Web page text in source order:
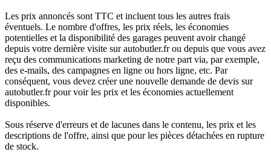
Les prix annoncés sont TTC et incluent tous les autres frais
éventuels. Le nombre d'offres, les prix réels, les économies
potentielles et la disponibilité des garages peuvent avoir changé
depuis votre dernière visite sur autobutler.fr ou depuis que vous avez
reçu des communications marketing de notre part via, par exemple,
des e-mails, des campagnes en ligne ou hors ligne, etc. Par
conséquent, vous devez créer une nouvelle demande de devis sur
autobutler.fr pour voir les prix et les économies actuellement
disponibles.
Sous réserve d'erreurs et de lacunes dans le contenu, les prix et les
descriptions de l'offre, ainsi que pour les pièces détachées en rupture
de stock.